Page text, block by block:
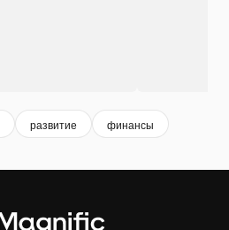
развитие финансы